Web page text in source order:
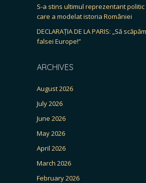
S-a stins ultimul reprezentant
care a modelat istoria României
DECLARAȚIA DE LA PARIS: „Să
falsei Europe!”
ARCHIVES
August 2026
July 2026
June 2026
May 2026
April 2026
March 2026
February 2026